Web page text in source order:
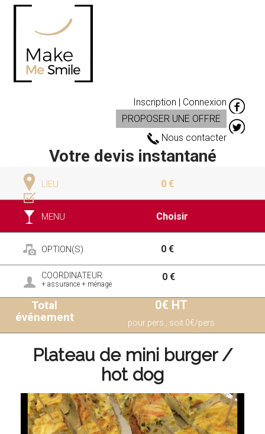
Inscription | Connexion
PROPOSER UNE OFFRE
Nous contacter
Votre devis instantané
LIEU 0 €
MENU Choisir
OPTION(S) 0 €
COORDINATEUR
+ assurance + ménage
0 €
Total
événement
0€ HT
pour pers., soit 0€/pers
Plateau de mini burger /
hot dog